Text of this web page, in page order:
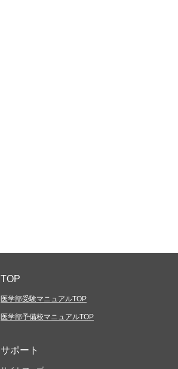
TOP
医学部受験マニュアルTOP
医学部予備校マニュアルTOP
サポート